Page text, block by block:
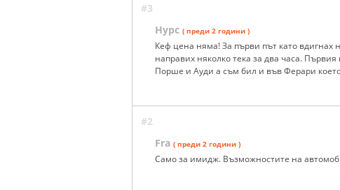
#3
Нурс ( преди 2 години )
Кеф цена няма! За първи път като вдигнах
направих няколко тека за два часа.
Порше и Ауди а съм бил и във Ферари
#2
Fra ( преди 2 години )
Само за имидж. Възможностите на